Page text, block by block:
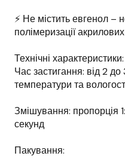
⚡ Не містить евгенол
полімеризації
Технічні характеристики:
Час застигання: від 2
температури та
Змішування: пропорція
секунд
Пакування: